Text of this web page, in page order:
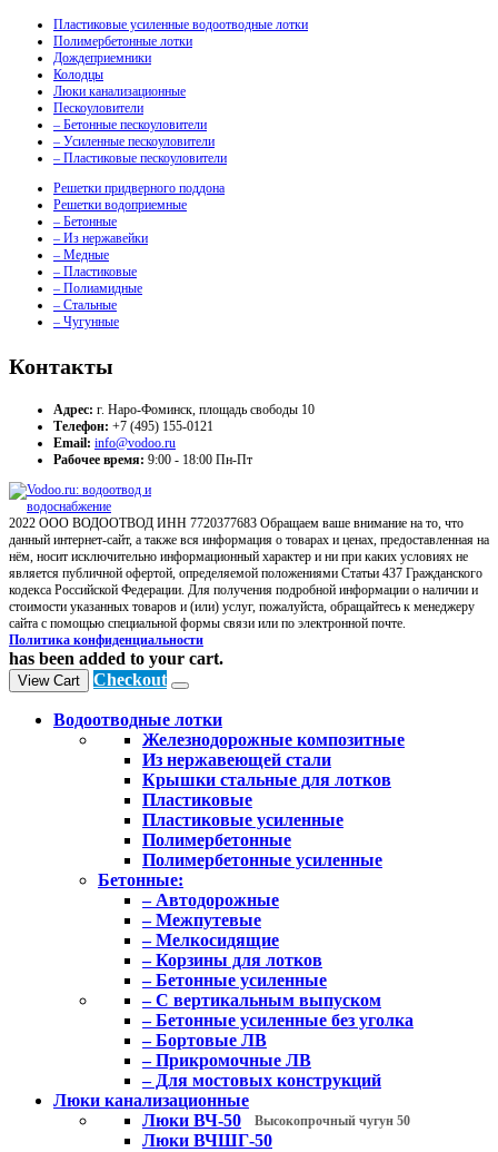
Пластиковые усиленные водоотводные лотки
Полимербетонные лотки
Дождеприемники
Колодцы
Люки канализационные
Пескоуловители
– Бетонные пескоуловители
– Усиленные пескоуловители
– Пластиковые пескоуловители
Решетки придверного поддона
Решетки водоприемные
– Бетонные
– Из нержавейки
– Медные
– Пластиковые
– Полиамидные
– Стальные
– Чугунные
Контакты
Адрес: г. Наро-Фоминск, площадь свободы 10
Телефон: +7 (495) 155-0121
Email: info@vodoo.ru
Рабочее время: 9:00 - 18:00 Пн-Пт
2022 ООО ВОДООТВОД ИНН 7720377683 Обращаем ваше внимание на то, что
данный интернет-сайт, а также вся информация о товарах и ценах, предоставленная на
нём, носит исключительно информационный характер и ни при каких условиях не
является публичной офертой, определяемой положениями Статьи 437 Гражданского
кодекса Российской Федерации. Для получения подробной информации о наличии и
стоимости указанных товаров и (или) услуг, пожалуйста, обращайтесь к менеджеру
сайта с помощью специальной формы связи или по электронной почте.
Политика конфиденциальности
has been added to your cart.
View Cart Checkout
Водоотводные лотки
Железнодорожные композитные
Из нержавеющей стали
Крышки стальные для лотков
Пластиковые
Пластиковые усиленные
Полимербетонные
Полимербетонные усиленные
Бетонные:
– Автодорожные
– Межпутевые
– Мелкосидящие
– Корзины для лотков
– Бетонные усиленные
– С вертикальным выпуском
– Бетонные усиленные без уголка
– Бортовые ЛВ
– Прикромочные ЛВ
– Для мостовых конструкций
Люки канализационные
Люки ВЧ-50
Высокопрочный чугун 50
Люки ВЧШГ-50